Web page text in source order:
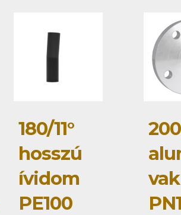
180/11°
hosszú
ívidom
PE100